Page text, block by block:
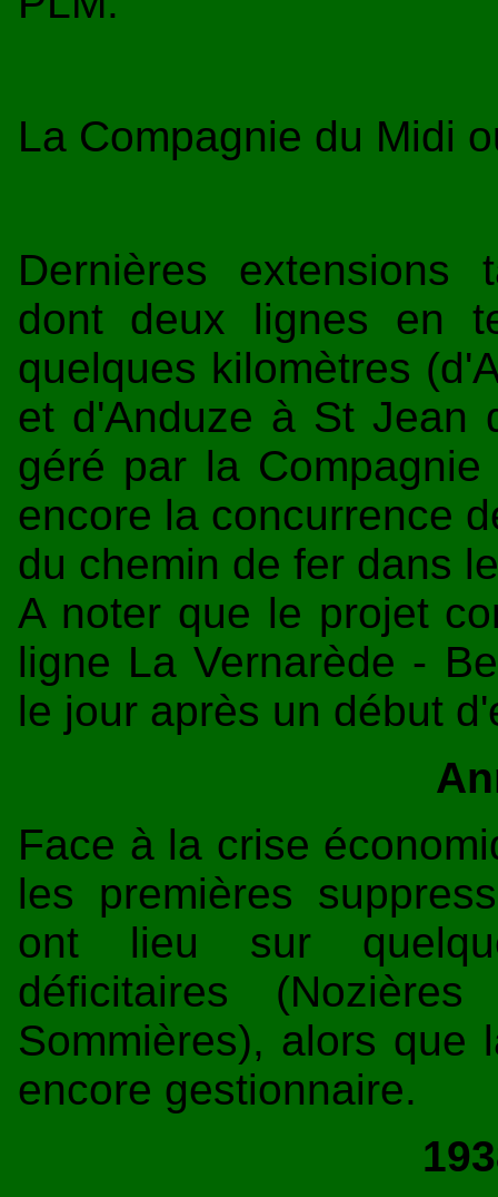
La Compagnie du Midi
Dernières extensions
dont deux lignes en
quelques kilomètres
et d'Anduze à St Jean
géré par la
encore la concurrence
du chemin de fer dans
A noter que le projet
ligne La Vernarède -
le jour après un début
Face à la crise
les premières
ont lieu sur
déficitaires
Sommières), alors que
encore gestionnaire.